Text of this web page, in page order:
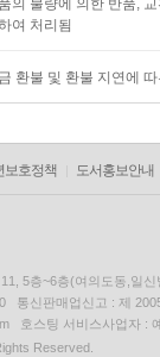
여 처리됨
환불 및 환불 지연에
보호정책 도서홍보안내
5층~6층(여의도동,일신
통신판매업신고 : 제
호스팅 서비스사업자 :
Reserved.